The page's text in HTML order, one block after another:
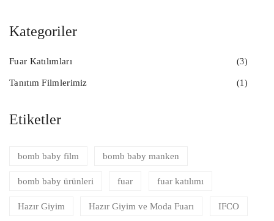
Kategoriler
Fuar Katılımları (3)
Tanıtım Filmlerimiz (1)
Etiketler
bomb baby film bomb baby manken
bomb baby ürünleri fuar fuar katılımı
Hazır Giyim Hazır Giyim ve Moda Fuarı IFCO